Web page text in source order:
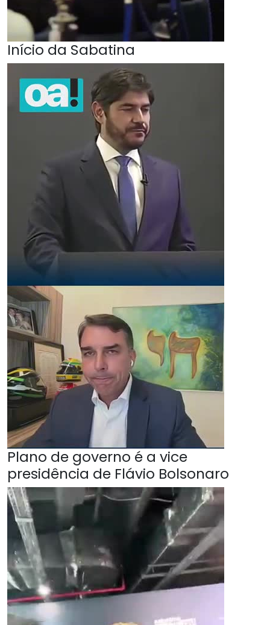
Início da Sabatina
Plano de governo é a vice
presidência de Flávio Bolsonaro